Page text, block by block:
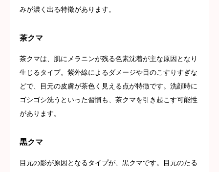
みが濃く出る特徴があります。
茶クマ
茶クマは、肌にメラニンが残る色素沈着が主な原因となり
生じるタイプ。紫外線によるダメージや目のこすりすぎな
どで、目元の皮膚が茶色く見える点が特徴です。洗顔時に
ゴシゴシ洗うといった習慣も、茶クマを引き起こす可能性
があります。
黒クマ
目元の影が原因となるタイプが、黒クマです。目元のたる